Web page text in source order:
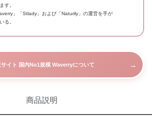
す。
」「Stlady」および「Naturily」の運営を手が
る。
イト 国内No1規模 Waverryについて →
商品説明